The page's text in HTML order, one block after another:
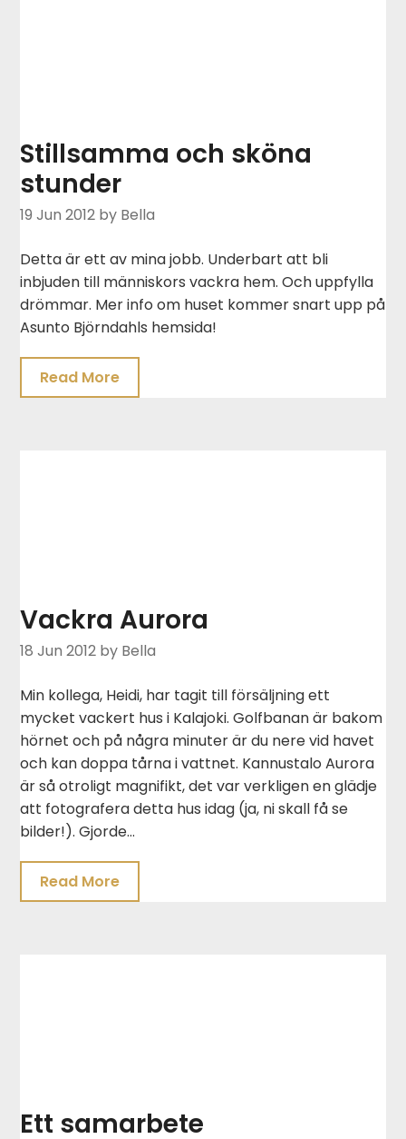
Stillsamma och sköna
stunder
19 Jun 2012 by Bella
Detta är ett av mina jobb. Underbart att bli
inbjuden till människors vackra hem. Och uppfylla
drömmar. Mer info om huset kommer snart upp på
Asunto Björndahls hemsida!
Read More
Vackra Aurora
18 Jun 2012 by Bella
Min kollega, Heidi, har tagit till försäljning ett
mycket vackert hus i Kalajoki. Golfbanan är bakom
hörnet och på några minuter är du nere vid havet
och kan doppa tårna i vattnet. Kannustalo Aurora
är så otroligt magnifikt, det var verkligen en glädje
att fotografera detta hus idag (ja, ni skall få se
bilder!). Gjorde…
Read More
Ett samarbete